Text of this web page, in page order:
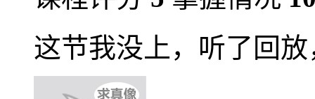
这节我没上，听了回